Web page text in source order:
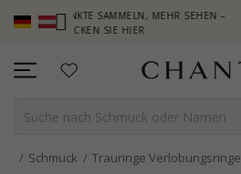
SAMMELN, MEHR SEHEN –
KLICKEN SIE HIER
Schmuck Trauringe Verlobungsringe